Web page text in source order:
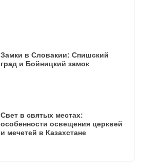
Замки в Словакии: Спишский
град и Бойницкий замок
Свет в святых местах:
особенности освещения церквей
и мечетей в Казахстане